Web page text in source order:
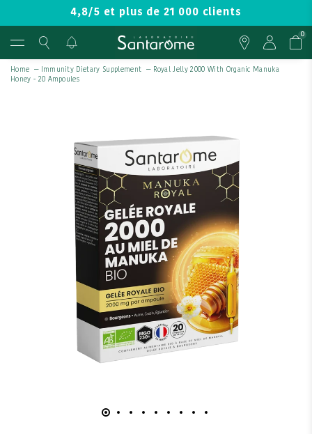
4,8/5 et plus de 21 000 clients
0
Home — Immunity Dietary Supplement — Royal Jelly 2000 With Organic Manuka
Honey - 20 Ampoules